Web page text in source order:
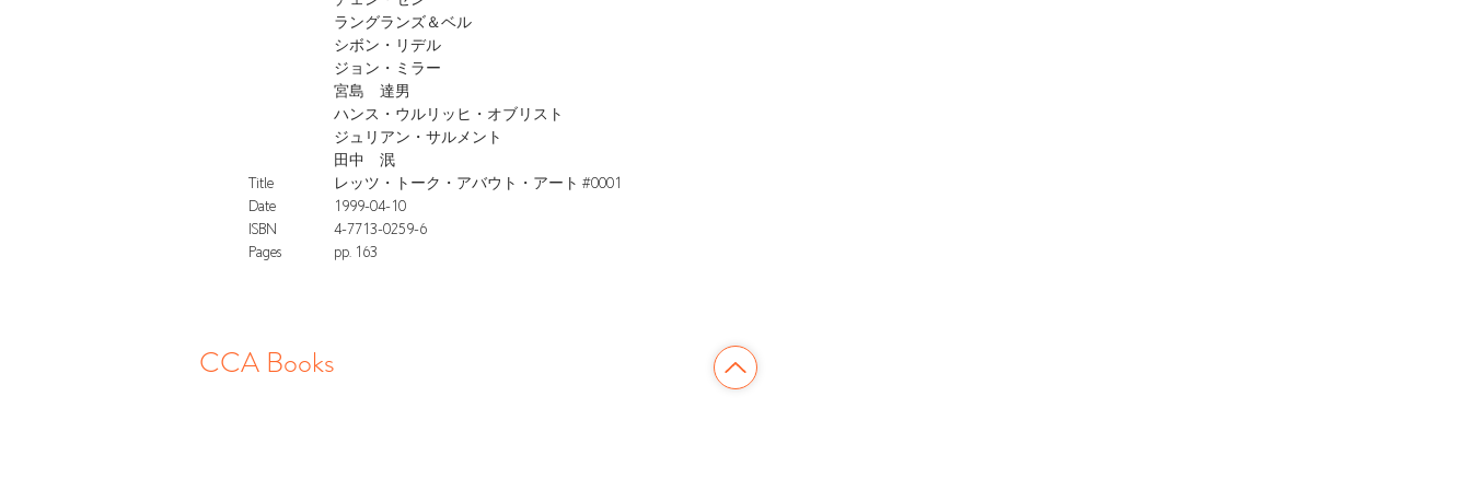
ラングランズ＆ベル
シボン・リデル
ジョン・ミラー
宮島 達男
ハンス・ウルリッヒ・オブリスト
ジュリアン・サルメント
田中 泯
Title
レッツ・トーク・アバウト・アート #0001
Date
1999-04-10
ISBN
4-7713-0259-6
Pages
pp. 163
CCA Books